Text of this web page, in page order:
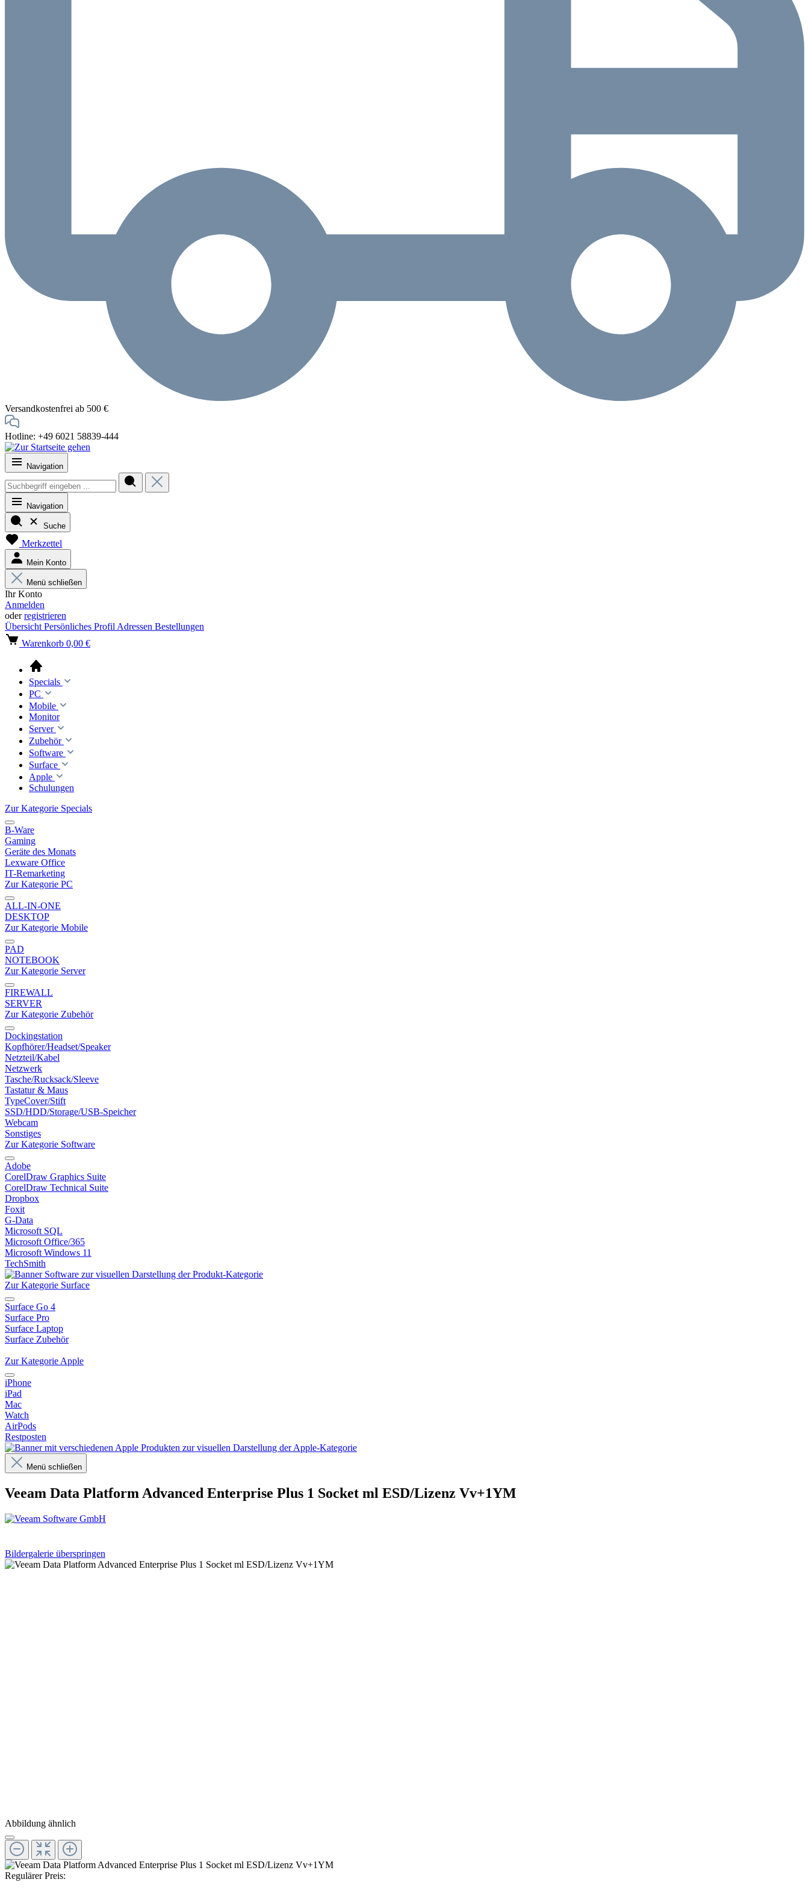
Versandkostenfrei ab 500 €
Hotline: +49 6021 58839-444
Navigation
Navigation
Suche
Merkzettel
Mein Konto
Menü schließen
Ihr Konto
Anmelden
oderregistrieren
Übersicht Persönliches Profil Adressen Bestellungen
Warenkorb 0,00 €
Specials
PC
Mobile
Monitor
Server
Zubehör
Software
Surface
Apple
Schulungen
Zur Kategorie Specials
B-Ware
Gaming
Geräte des Monats
Lexware Office
IT-Remarketing
Zur Kategorie PC
ALL-IN-ONE
DESKTOP
Zur Kategorie Mobile
PAD
NOTEBOOK
Zur Kategorie Server
FIREWALL
SERVER
Zur Kategorie Zubehör
Dockingstation
Kopfhörer/Headset/Speaker
Netzteil/Kabel
Netzwerk
Tasche/Rucksack/Sleeve
Tastatur & Maus
TypeCover/Stift
SSD/HDD/Storage/USB-Speicher
Webcam
Sonstiges
Zur Kategorie Software
Adobe
CorelDraw Graphics Suite
CorelDraw Technical Suite
Dropbox
Foxit
G-Data
Microsoft SQL
Microsoft Office/365
Microsoft Windows 11
TechSmith
Zur Kategorie Surface
Surface Go 4
Surface Pro
Surface Laptop
Surface Zubehör
Zur Kategorie Apple
iPhone
iPad
Mac
Watch
AirPods
Restposten
Menü schließen
Veeam Data Platform Advanced Enterprise Plus 1 Socket ml ESD/Lizenz Vv+1YM
Bildergalerie überspringen
Abbildung ähnlich
Regulärer Preis: